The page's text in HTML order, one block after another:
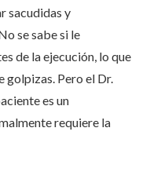
sacudidas y
se sabe si le
de la ejecución, lo que
golpizas. Pero el Dr.
es un
requiere la